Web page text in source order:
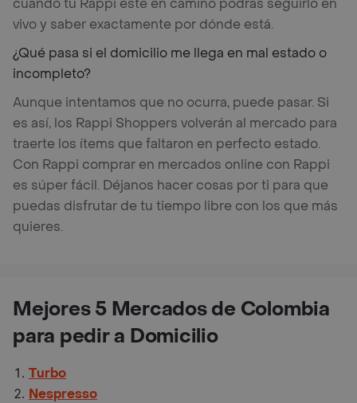
cuando tu Rappi esté en camino podrás seguirlo en
vivo y saber exactamente por dónde está.
¿Qué pasa si el domicilio me llega en mal estado o
incompleto?
Aunque intentamos que no ocurra, puede pasar. Si
es así, los Rappi Shoppers volverán al mercado para
traerte los ítems que faltaron en perfecto estado.
Con Rappi comprar en mercados online con Rappi
es súper fácil. Déjanos hacer cosas por ti para que
puedas disfrutar de tu tiempo libre con los que más
quieres.
Mejores 5 Mercados de Colombia
para pedir a Domicilio
Turbo
Nespresso